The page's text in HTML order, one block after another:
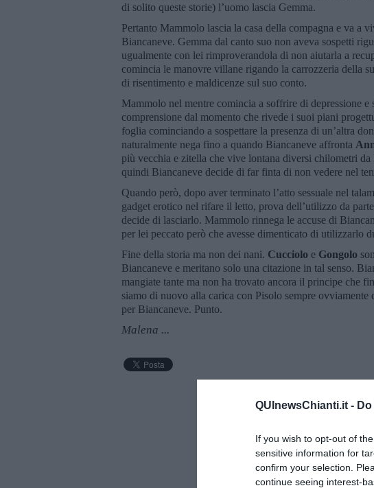
QUInewsChianti.it -
If you wish to opt-out of
sensitive information for
confirm your selection.
continue seeing interest-
di solito queste storie) l’uomo lascia Gemma.
Pertanto Mammolo lascia la casa della compagna e va a
Biancaneve. Gemma dal canto suo non aveva sospetti
ugualmente con lei rimproverandola di non aiutarla a
comincia le manovre villane rigando la carrozzeria della
di risentimento e maldicenze sul suo conto.
Mammolo nel mentre comincia a soffrire di depressione
comprensione dal momento che rivede i suoi piani
foglia cominciando a sospettare la presenza di un’altra
naturalmente nega fino a quando Biancaneve affronta
più vecchia e zitella che vive lontana diversi chilometri
quindi Biancaneve decide di far finta di non vedere nel
Quando però, dopo aver terminato l’atto sessuale nel
gadget erotico nel rifare il letto, prova dell’utilizzo da
decide di lasciarlo. Mammolo rinnega le accuse di
per lei peccato però che avesse dimenticato di utilizzarlo
Fine della storia ma non dei nani. Cucciolo e Gongolo
Biancaneve e meritano solo una citazione in tal senso.
mangiate tante ma non ha trovato ancora il principe che
siamo di nuovo alla carica con Pisolo sempre
per Biancaneve. Punto.
Malena ...